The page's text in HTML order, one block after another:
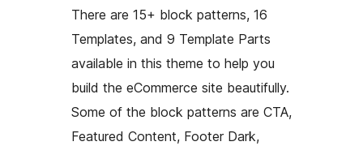
There are 15+ block patterns, 16
Templates, and 9 Template Parts
available in this theme to help you
build the eCommerce site beautifully.
Some of the block patterns are CTA,
Featured Content, Footer Dark,